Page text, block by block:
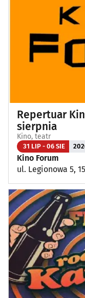
Repertuar
sierpnia
Kino, teatr
31 LIP - 06 SIE
Kino Forum
ul. Legionowa 5,